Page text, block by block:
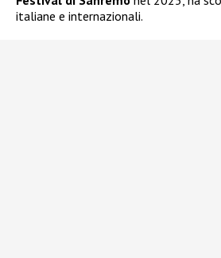
italiane e internazionali.